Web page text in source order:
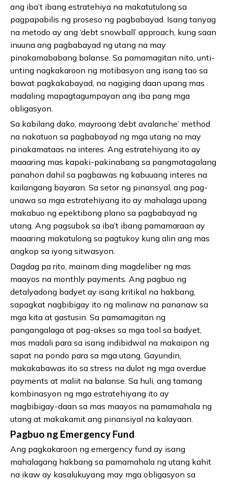
ang iba’t ibang estratehiya na makatutulong sa
pagpapabilis ng proseso ng pagbabayad. Isang tanyag
na metodo ay ang ‘debt snowball’ approach, kung saan
inuuna ang pagbabayad ng utang na may
pinakamababang balanse. Sa pamamagitan nito, unti-
unting nagkakaroon ng motibasyon ang isang tao sa
bawat pagkakabayad, na nagiging daan upang mas
madaling mapagtagumpayan ang iba pang mga
obligasyon.
Sa kabilang dako, mayroong ‘debt avalanche’ method
na nakatuon sa pagbabayad ng mga utang na may
pinakamataas na interes. Ang estratehiyang ito ay
maaaring mas kapaki-pakinabang sa pangmatagalang
panahon dahil sa pagbawas ng kabuuang interes na
kailangang bayaran. Sa setor ng pinansyal, ang pag-
unawa sa mga estratehiyang ito ay mahalaga upang
makabuo ng epektibong plano sa pagbabayad ng
utang. Ang pagsubok sa iba’t ibang pamamaraan ay
maaaring makatulong sa pagtukoy kung alin ang mas
angkop sa iyong sitwasyon.
Dagdag pa rito, mainam ding magdeliber ng mas
maayos na monthly payments. Ang pagbuo ng
detalyadong badyet ay isang kritikal na hakbang,
sapagkat nagbibigay ito ng malinaw na pananaw sa
mga kita at gastusin. Sa pamamagitan ng
pangangalaga at pag-akses sa mga tool sa badyet,
mas madali para sa isang indibidwal na makaipon ng
sapat na pondo para sa mga utang. Gayundin,
makakabawas ito sa stress na dulot ng mga overdue
payments at maliit na balanse. Sa huli, ang tamang
kombinasyon ng mga estratehiyang ito ay
magbibigay-daan sa mas maayos na pamamahala ng
utang at makakamit ang pinansiyal na kalayaan.
Pagbuo ng Emergency Fund
Ang pagkakaroon ng emergency fund ay isang
mahalagang hakbang sa pamamahala ng utang kahit
na ikaw ay kasalukuyang may mga obligasyon sa